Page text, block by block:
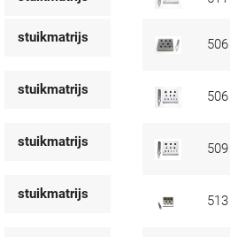
stuikmatrijs 506
stuikmatrijs 506
stuikmatrijs 509
stuikmatrijs 513